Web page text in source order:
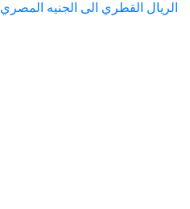
الريال القطري الى الجنيه المصري